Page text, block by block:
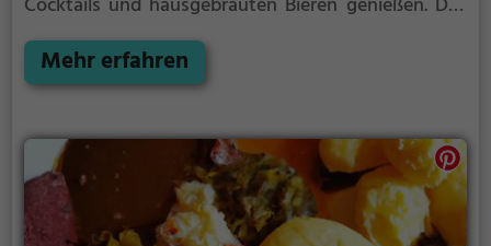
gesunde, vegane und vegetarische Gerichte sowie
leckere Burger und einfache Speisen probieren kann.
hausgemachter Eiscreme. Ein Besuch im Alten
Tramdepot ist ein Muss für alle Genießer und bietet
die perfekte Kombination aus entspannter
Atmosphäre, abwechslungsreichem Angebot und
herrlicher Aussicht auf den Fluss.
Mehr erfahren